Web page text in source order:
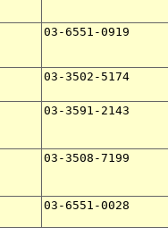
03-6551-0919
03-3502-5174
03-3591-2143
03-3508-7199
03-6551-0028